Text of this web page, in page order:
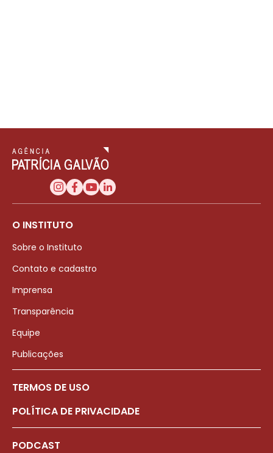
O INSTITUTO
Sobre o Instituto
Contato e cadastro
Imprensa
Transparência
Equipe
Publicações
TERMOS DE USO
POLÍTICA DE PRIVACIDADE
PODCAST